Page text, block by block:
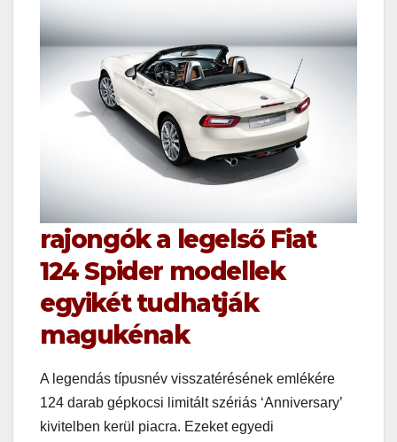
rajongók a legelső Fiat
124 Spider modellek
egyikét tudhatják
magukénak
A legendás típusnév visszatérésének emlékére
124 darab gépkocsi limitált szériás ‘Anniversary’
kivitelben kerül piacra. Ezeket egyedi